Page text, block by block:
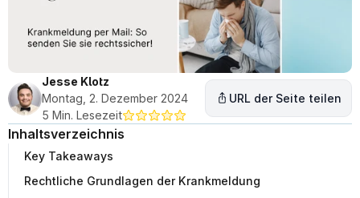
Jesse Klotz
Montag, 2. Dezember 2024
5 Min. Lesezeit
URL der Seite teilen
Inhaltsverzeichnis
Key Takeaways
Rechtliche Grundlagen der Krankmeldung